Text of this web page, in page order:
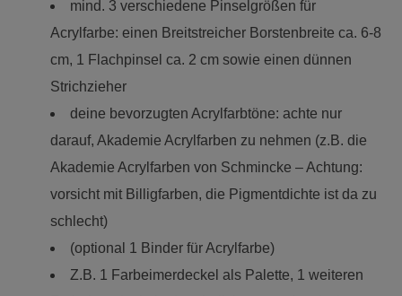
mind. 3 verschiedene Pinselgrößen für
Acrylfarbe: einen Breitstreicher Borstenbreite ca. 6-8
cm, 1 Flachpinsel ca. 2 cm sowie einen dünnen
Strichzieher
deine bevorzugten Acrylfarbtöne: achte nur
darauf, Akademie Acrylfarben zu nehmen (z.B. die
Akademie Acrylfarben von Schmincke – Achtung:
vorsicht mit Billigfarben, die Pigmentdichte ist da zu
schlecht)
(optional 1 Binder für Acrylfarbe)
Z.B. 1 Farbeimerdeckel als Palette, 1 weiteren